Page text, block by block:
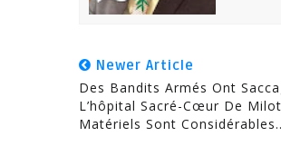
Newer Article
Des Bandits Armés Ont
L’hôpital Sacré-Cœur De
Matériels Sont